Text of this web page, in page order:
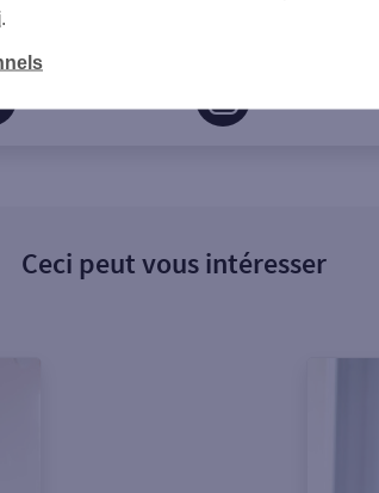
Ceci peut vous intéresser